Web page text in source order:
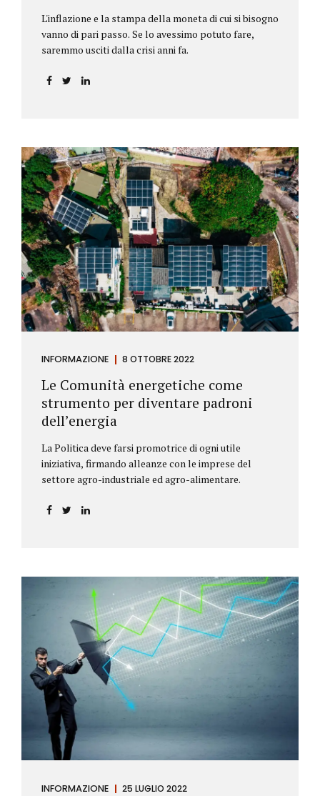
L'inflazione e la stampa della moneta di cui si bisogno
vanno di pari passo. Se lo avessimo potuto fare,
saremmo usciti dalla crisi anni fa.
INFORMAZIONE 8 OTTOBRE 2022
Le Comunità energetiche come
strumento per diventare padroni
dell’energia
La Politica deve farsi promotrice di ogni utile
iniziativa, firmando alleanze con le imprese del
settore agro-industriale ed agro-alimentare.
INFORMAZIONE 25 LUGLIO 2022